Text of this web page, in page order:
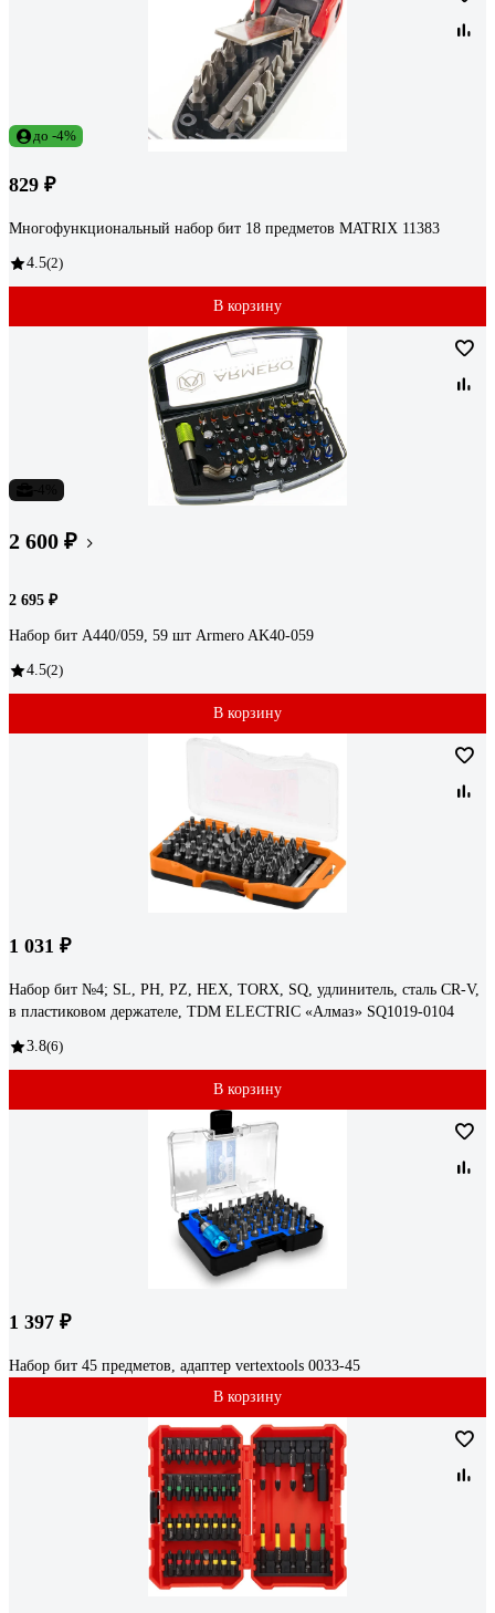
до -4%
829 ₽
Многофункциональный набор бит 18 предметов MATRIX 11383
4.5(2)
В корзину
2 600 ₽
2 695 ₽
Набор бит A440/059, 59 шт Armero AK40-059
4.5(2)
В корзину
1 031 ₽
Набор бит №4; SL, PH, PZ, HEX, TORX, SQ, удлинитель, сталь CR-V,
в пластиковом держателе, TDM ELECTRIC «Алмаз» SQ1019-0104
3.8(6)
В корзину
1 397 ₽
Набор бит 45 предметов, адаптер vertextools 0033-45
В корзину